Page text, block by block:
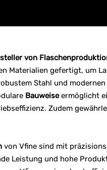
von
Materialien gefertigt, um
Stahl und
Bauweiseermöglicht
Zudem
von Vfine sind mit
Leistung und hohe